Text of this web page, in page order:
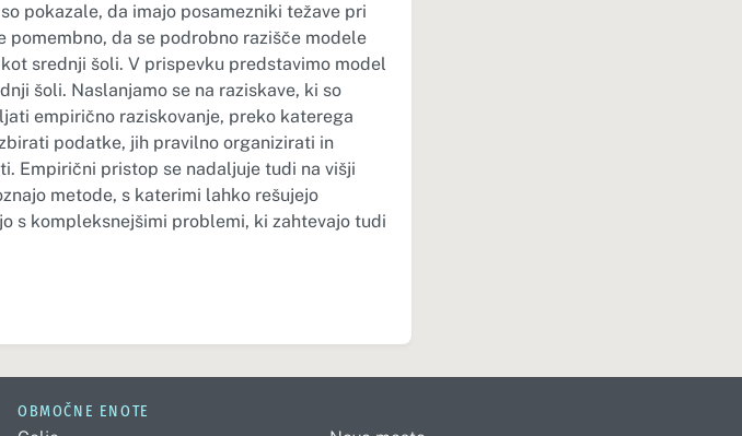
pokazale, da imajo posamezniki težave pri
da se podrobno razišče modele
srednji šoli. V prispevku predstavimo model
šoli. Naslanjamo se na raziskave, ki so
empirično raziskovanje, preko katerega
podatke, jih pravilno organizirati in
Empirični pristop se nadaljuje tudi na višji
metode, s katerimi lahko rešujejo
s kompleksnejšimi problemi, ki zahtevajo tudi
OBMOČNE ENOTE